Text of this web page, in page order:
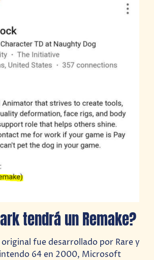
tendrá un Remake?
fue desarrollado por Rare y
64 en 2000, Microsoft